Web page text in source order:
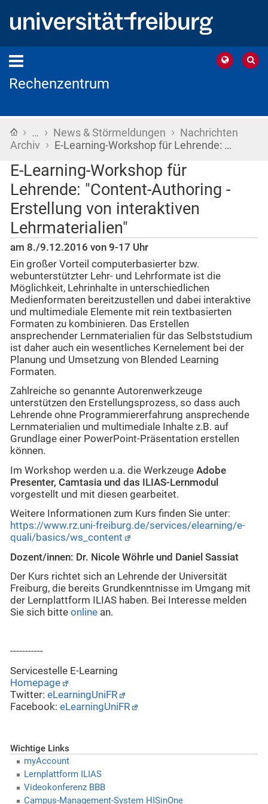
Rechenzentrum
Startseite
› … › News & Störmeldungen › Nachrichten
Archiv › E-Learning-Workshop für Lehrende: …
E-Learning-Workshop für
Lehrende: "Content-Authoring -
Erstellung von interaktiven
Lehrmaterialien"
am 8./9.12.2016 von 9-17 Uhr
Ein großer Vorteil computerbasierter bzw.
webunterstützter Lehr- und Lehrformate ist die
Möglichkeit, Lehrinhalte in unterschiedlichen
Medienformaten bereitzustellen und dabei interaktive
und multimediale Elemente mit rein textbasierten
Formaten zu kombinieren. Das Erstellen
ansprechender Lernmaterialien für das Selbststudium
ist daher auch ein wesentliches Kernelement bei der
Planung und Umsetzung von Blended Learning
Formaten.
Zahlreiche so genannte Autorenwerkzeuge
unterstützen den Erstellungsprozess, so dass auch
Lehrende ohne Programmiererfahrung ansprechende
Lernmaterialien und multimediale Inhalte z.B. auf
Grundlage einer PowerPoint-Präsentation erstellen
können.
Im Workshop werden u.a. die Werkzeuge Adobe
Presenter, Camtasia und das ILIAS-Lernmodul
vorgestellt und mit diesen gearbeitet.
Weitere Informationen zum Kurs finden Sie unter:
https://www.rz.uni-freiburg.de/services/elearning/e-
quali/basics/ws_content
Dozent/innen: Dr. Nicole Wöhrle und Daniel Sassiat
Der Kurs richtet sich an Lehrende der Universität
Freiburg, die bereits Grundkenntnisse im Umgang mit
der Lernplattform ILIAS haben. Bei Interesse melden
Sie sich bitte online an.
-----------
Servicestelle E-Learning
Homepage
Twitter: eLearningUniFR
Facebook: eLearningUniFR
Wichtige Links
myAccount
Lernplattform ILIAS
Videokonferenz BBB
Campus-Management-System HISinOne